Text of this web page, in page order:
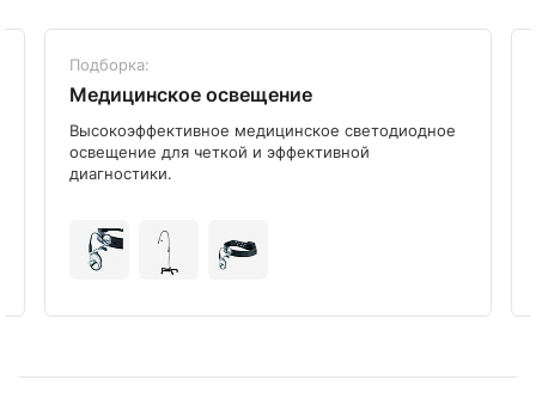
Подборка:
Медицинское освещение
Высокоэффективное медицинское светодиодное
освещение для четкой и эффективной
диагностики.